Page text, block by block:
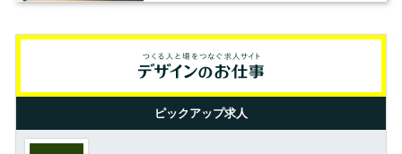
ピックアップ求人